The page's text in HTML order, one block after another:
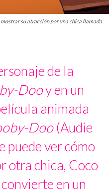
su atracción por una chica llamada
de la
Dooy en un
animada
Doo(Audie
puede ver cómo
otra chica, Coco
en un